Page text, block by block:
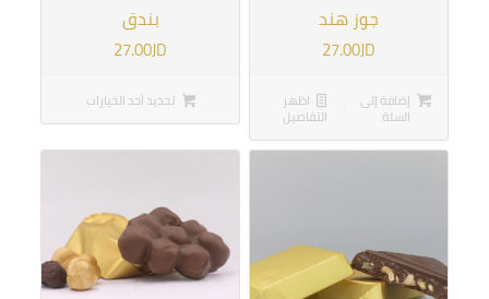
جوز هند
27.00JD
إضافة إلى
السلة
اظهر
التفاصيل
بندق
27.00JD
تحديد أحد الخيارات